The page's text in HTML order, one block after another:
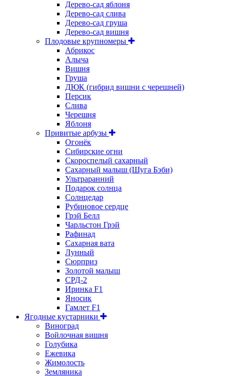
Дерево-сад яблоня
Дерево-сад слива
Дерево-сад груша
Дерево-сад вишня
Плодовые крупномеры
Абрикос
Алыча
Вишня
Груша
ДЮК (гибрид вишни с черешней)
Персик
Слива
Черешня
Яблоня
Привитые арбузы
Огонёк
Сибирские огни
Скороспелый сахарный
Сахарный малыш (Шуга Бэби)
Ультраранний
Подарок солнца
Солнцедар
Рубиновое сердце
Грэй Белл
Чарльстон Грэй
Рафинад
Сахарная вата
Лунный
Сюрприз
Золотой малыш
СРД-2
Иринка F1
Яносик
Гамлет F1
Ягодные кустарники
Виноград
Войлочная вишня
Голубика
Ежевика
Жимолость
Земляника